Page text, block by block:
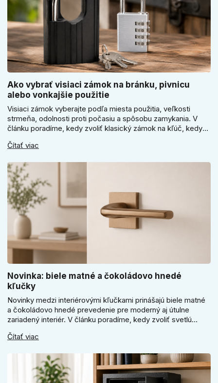
Ako vybrať visiaci zámok na bránku, pivnicu
alebo vonkajšie použitie
Visiaci zámok vyberajte podľa miesta použitia, veľkosti
strmeňa, odolnosti proti počasiu a spôsobu zamykania. V
článku poradíme, kedy zvoliť klasický zámok na kľúč, kedy
sa pri bránke, pivnici alebo záhradnom domčeku neoplatí
Čítať viac
Novinka: biele matné a čokoládovo hnedé
kľučky
Novinky medzi interiérovými kľučkami prinášajú biele matné
a čokoládovo hnedé prevedenie pre moderný aj útulne
zariadený interiér. V článku poradíme, kedy zvoliť svetlú
ako vyberať medzi okrúhlym a štvorcovým štítom. Nové
Čítať viac